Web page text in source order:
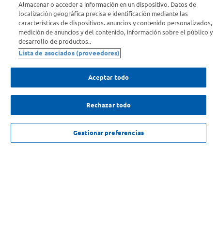
Info útil
Comprá Online
Almacenar o acceder a información en un dispositivo. Datos de
localización geográfica precisa e identificación mediante las
características de dispositivos. anuncios y contenido personalizados,
medición de anuncios y del contenido, información sobre el público y
desarrollo de productos..
Lista de asociados (proveedores)
Aceptar todo
Rechazar todo
Gestionar preferencias